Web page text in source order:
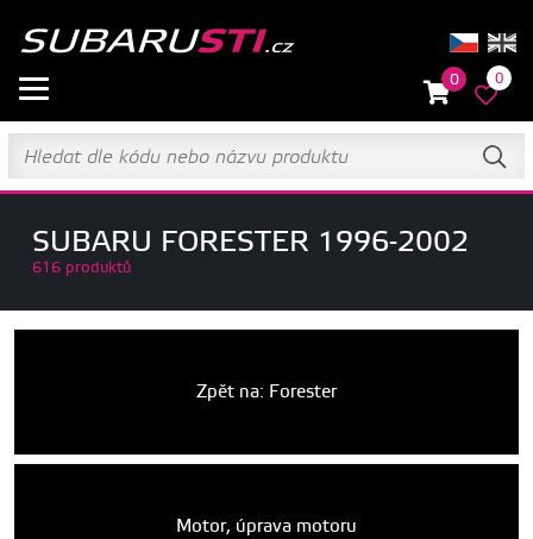
0 0
SUBARU FORESTER 1996-2002
616 produktů
Zpět na: Forester
Motor, úprava motoru